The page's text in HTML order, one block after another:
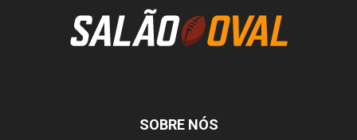
SOBRE NÓS